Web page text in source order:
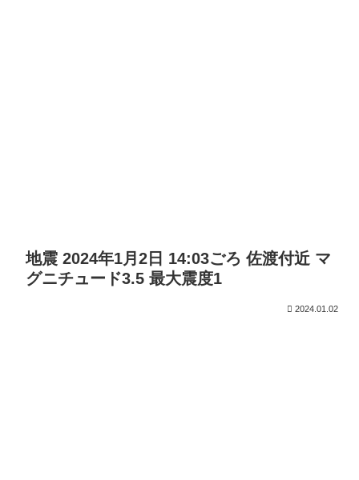
地震 2024年1月2日 14:03ごろ 佐渡付近 マ
グニチュード3.5 最大震度1
2024.01.02